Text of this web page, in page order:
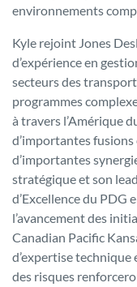
environnements
Kyle rejoint Jones
d’expérience en
secteurs des
programmes
à travers l’Amérique
d’importantes
d’importantes
stratégique et son
d’Excellence du PDG
l’avancement des
Canadian Pacific
d’expertise technique
des risques